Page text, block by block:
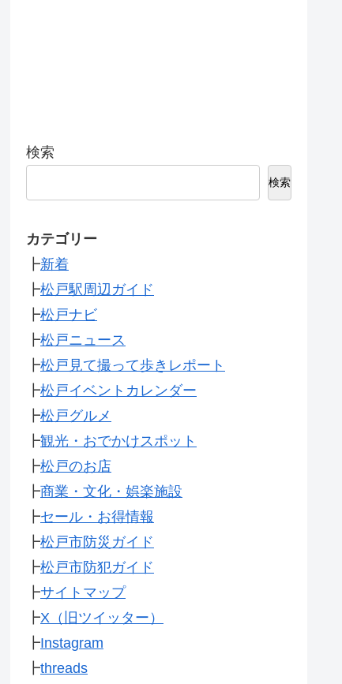
検索
検索
カテゴリー
┣新着
┣松戸駅周辺ガイド
┣松戸ナビ
┣松戸ニュース
┣松戸見て撮って歩きレポート
┣松戸イベントカレンダー
┣松戸グルメ
┣観光・おでかけスポット
┣松戸のお店
┣商業・文化・娯楽施設
┣セール・お得情報
┣松戸市防災ガイド
┣松戸市防犯ガイド
┣サイトマップ
┣X（旧ツイッター）
┣Instagram
┣threads